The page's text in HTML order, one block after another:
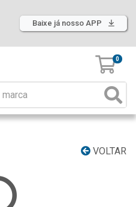
Baixe já nosso APP
0
VOLTAR